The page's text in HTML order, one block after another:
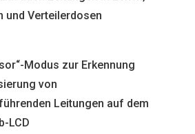
und Verteilerdosen
Modus zur Erkennung
von
Leitungen auf dem
LCD